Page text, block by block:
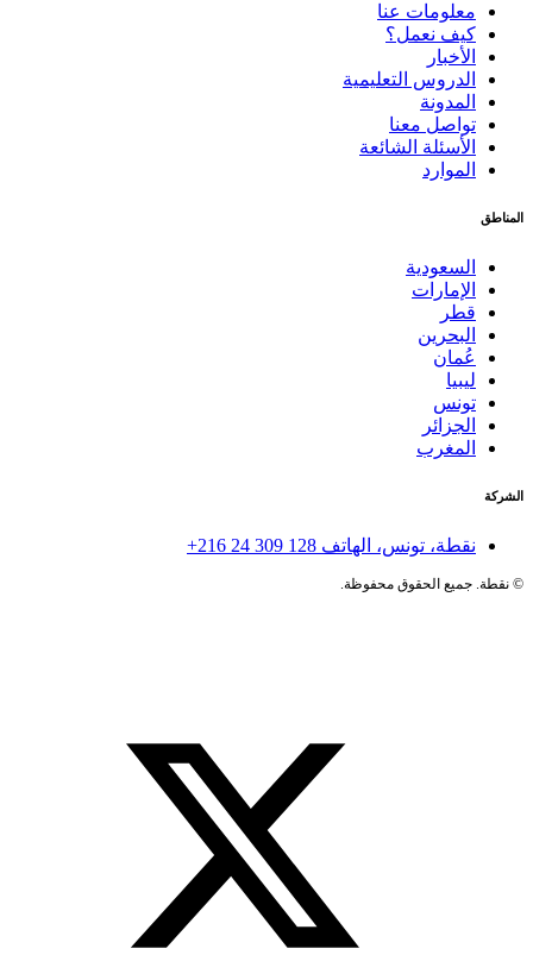
معلومات عنا
كيف نعمل؟
الأخبار
الدروس التعليمية
المدونة
تواصل معنا
الأسئلة الشائعة
الموارد
المناطق
السعودية
الإمارات
قطر
البحرين
عُمان
ليبيا
تونس
الجزائر
المغرب
الشركة
نقطة، تونس، الهاتف +216 24 309 128
©نقطة. جميع الحقوق محفوظة.